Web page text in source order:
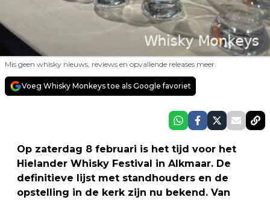
Mis geen whisky nieuws, reviews en opvallende releases meer.
Voeg Whisky Monkeys toe als Google favoriet
Op zaterdag 8 februari is het tijd voor het
Hielander Whisky Festival in Alkmaar. De
definitieve lijst met standhouders en de
opstelling in de kerk zijn nu bekend. Van